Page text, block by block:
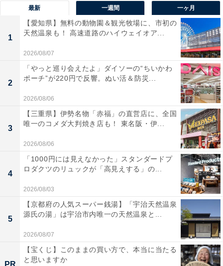
最新 一週間 一ヶ月
1
【愛知県】無料の動物園＆観光牧場に、市初の
天然温泉も！ 高速道路のハイウェイオア...
2026/08/07
2
「やっと巡り会えたよ」ダイソーの“ちいかわ
ポーチ”が220円で反響。ぬい活＆防災...
2026/08/06
3
【三重県】伊勢名物「赤福」の直営店に、全国
唯一のコメダ大判焼き店も！ 東名阪・伊...
2026/08/06
4
「1000円には見えなかった」スタンダードプ
ロダクツのリュックが「高見えする」の...
2026/08/03
5
【京都府の人気スーパー銭湯】「宇治天然温泉
源氏の湯」は宇治市内唯一の天然温泉と...
2026/08/07
【宝くじ】このままの買い方で、本当に当たる
と思いますか